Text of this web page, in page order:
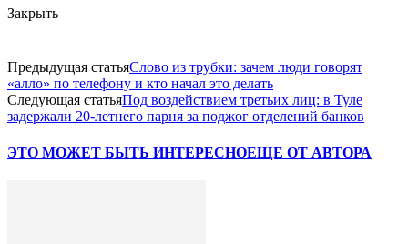
Закрыть
Предыдущая статьяСлово из трубки: зачем люди говорят
«алло» по телефону и кто начал это делать
Следующая статьяПод воздействием третьих лиц: в Туле
задержали 20-летнего парня за поджог отделений банков
ЭТО МОЖЕТ БЫТЬ ИНТЕРЕСНОЕЩЕ ОТ АВТОРА